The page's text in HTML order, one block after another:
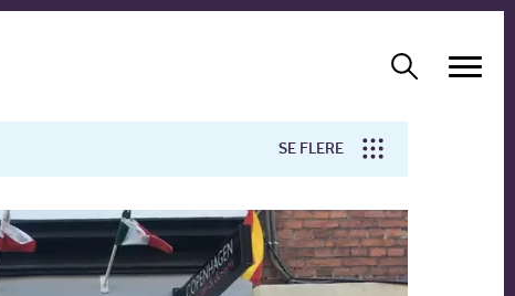
SE FLERE
Arbejdsmiljø